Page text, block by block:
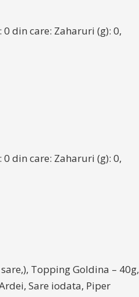
din care: Zaharuri (g): 0,
din care: Zaharuri (g): 0,
Topping Goldina – 40g,
Sare iodata, Piper